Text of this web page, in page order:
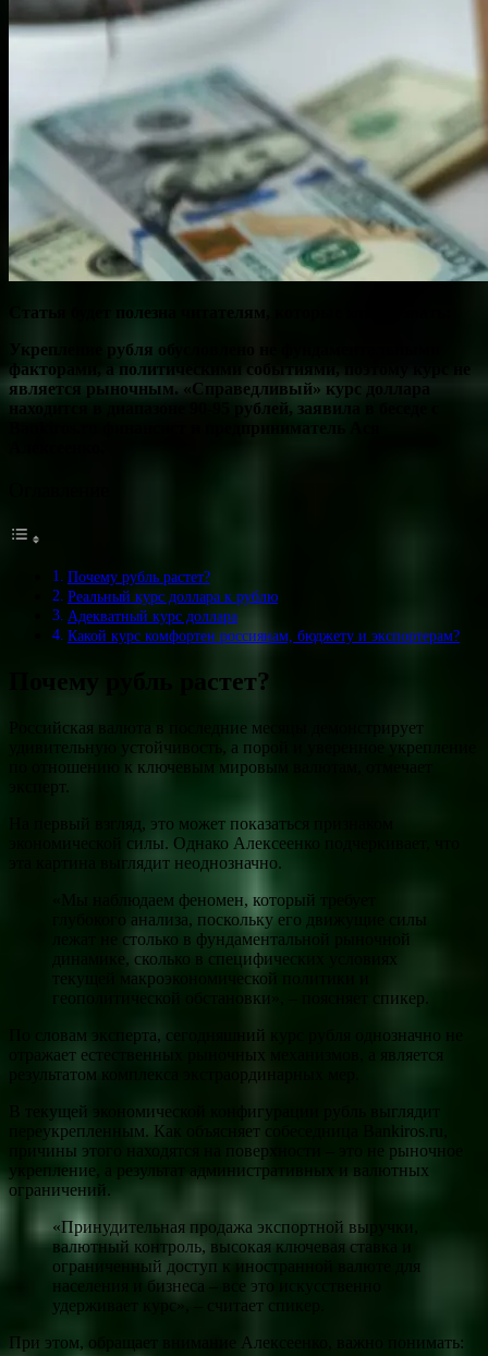
Статья будет полезна читателям, которые хотят узнать:
Укрепление рубля обусловлено не фундаментальными
факторами, а политическими событиями, поэтому курс не
является рыночным. «Справедливый» курс доллара
находится в диапазоне 90-95 рублей, заявила в беседе с
Bankiros.ru финансист и предприниматель Ася
Почему рубль растет?
Реальный курс доллара к рублю
Адекватный курс доллара
Какой курс комфортен россиянам, бюджету и экспортерам?
Почему рубль растет?
Российская валюта в последние месяцы демонстрирует
удивительную устойчивость, а порой и уверенное укрепление
по отношению к ключевым мировым валютам, отмечает
эксперт.
На первый взгляд, это может показаться признаком
экономической силы. Однако Алексеенко подчеркивает, что
эта картина выглядит неоднозначно.
«Мы наблюдаем феномен, который требует
глубокого анализа, поскольку его движущие силы
лежат не столько в фундаментальной рыночной
динамике, сколько в специфических условиях
текущей макроэкономической политики и
геополитической обстановки», – поясняет спикер.
По словам эксперта, сегодняшний курс рубля однозначно не
отражает естественных рыночных механизмов, а является
результатом комплекса экстраординарных мер.
В текущей экономической конфигурации рубль выглядит
переукрепленным. Как объясняет собеседница Bankiros.ru,
причины этого находятся на поверхности – это не рыночное
укрепление, а результат административных и валютных
ограничений.
«Принудительная продажа экспортной выручки,
валютный контроль, высокая ключевая ставка и
ограниченный доступ к иностранной валюте для
населения и бизнеса – все это искусственно
удерживает курс», – считает спикер.
При этом, обращает внимание Алексеенко, важно понимать: